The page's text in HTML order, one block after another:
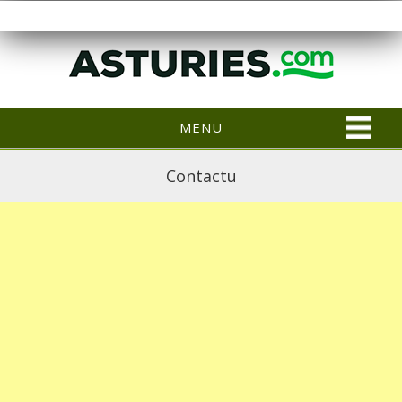
MENU
Contactu